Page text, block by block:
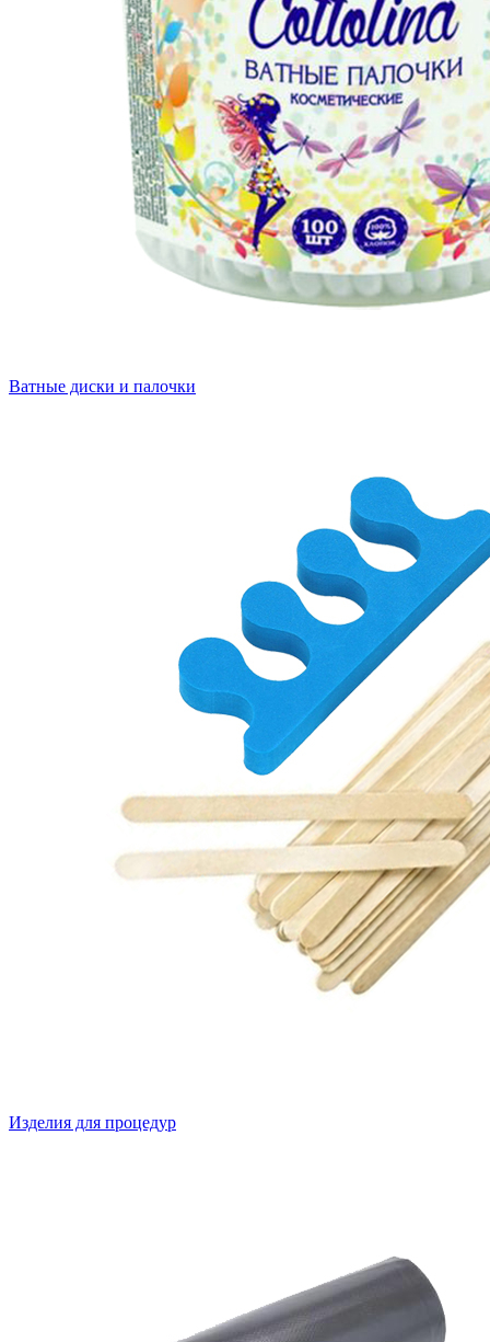
Ватные диски и палочки
Изделия для процедур